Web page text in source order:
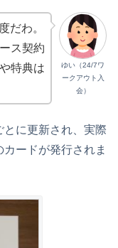
ゆい（24/7ワ
ークアウト入
会）
だわ。
ス契約
特典は
に更新され、実際
ードが発行されま